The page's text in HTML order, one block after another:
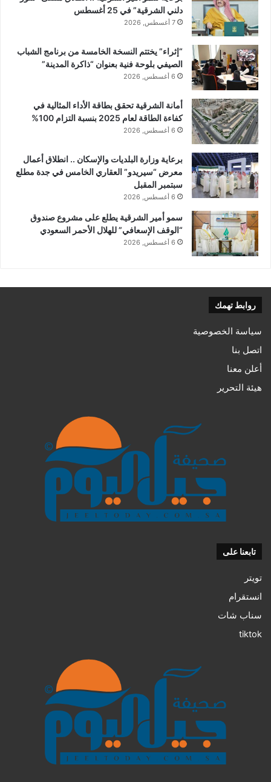
دلني الشرقية” في 25 أغسطس
7 أغسطس, 2026
“إثراء” يختتم النسخة الخامسة من برنامج الشباب
الصيفي بلوحة فنية بعنوان “ذاكرة المدينة”
6 أغسطس, 2026
أمانة الشرقية تحقق بطاقة الأداء المثالية في
كفاءة الطاقة لعام 2025 بنسبة التزام 100%
6 أغسطس, 2026
برعاية وزارة البلديات والإسكان .. انطلاق أعمال
معرض “سيريدو” العقاري الخامس في جدة مطلع
سبتمبر المقبل
6 أغسطس, 2026
سمو أمير الشرقية يطلع على مشروع صندوق
“الوقف الإسعافي” للهلال الأحمر السعودي
6 أغسطس, 2026
روابط تهمك
سياسة الخصوصية
اتصل بنا
أعلن معنا
هيئة التحرير
تابعنا على
تويتر
انستقرام
سناب شات
tiktok